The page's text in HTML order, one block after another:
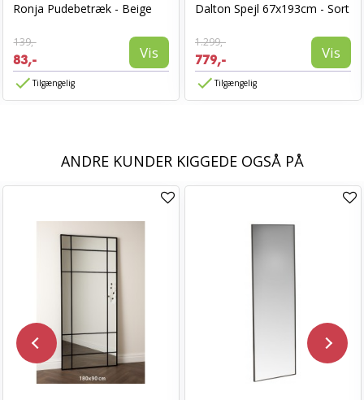
Ronja Pudebetræk - Beige
139,-
83,- Vis
Tilgængelig
Dalton Spejl 67x193cm - Sort
1.299,-
779,- Vis
Tilgængelig
ANDRE KUNDER KIGGEDE OGSÅ PÅ